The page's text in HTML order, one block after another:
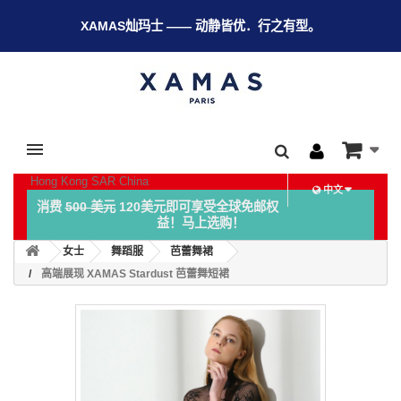
XAMAS灿玛士 —— 动静皆优．行之有型。
Hong Kong SAR China
中文
消费500 美元120美元即可享受全球免邮权
益！马上选购！
女士 舞蹈服
芭蕾舞裙
高端展现 XAMAS Stardust 芭蕾舞短裙